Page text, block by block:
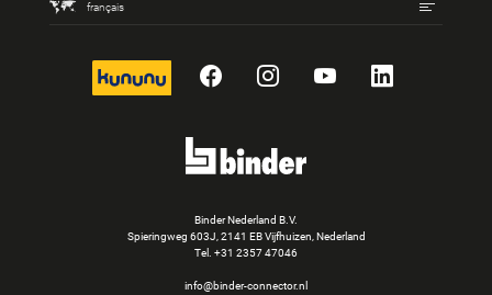
français
kununu FacebookInstagram
YouTubeLinkedIn
Binder Nederland B.V.
Spieringweg 603J, 2141 EB Vijfhuizen, Nederland
Tel. +31 2357 47046
info@binder-connector.nl